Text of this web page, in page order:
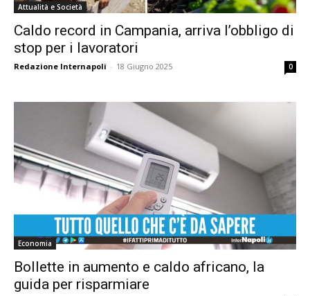
Attualità e Società
Caldo record in Campania, arriva l’obbligo di
stop per i lavoratori
Redazione Internapoli - 18 Giugno 2025 0
Economia
Bollette in aumento e caldo africano, la
guida per risparmiare